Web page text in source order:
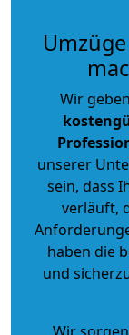
Wir
unserer
sein, dass
verläuft,
haben die
und
Wir